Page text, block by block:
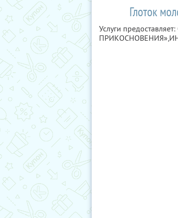
Глоток
Услуги
ПРИКОСНОВЕНИЯ»,